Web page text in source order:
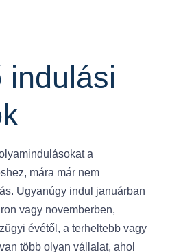
indulási
a
mára már nem
Ugyanúgy indul januárban
vagy novemberben,
évétől, a terheltebb vagy
több olyan vállalat, ahol